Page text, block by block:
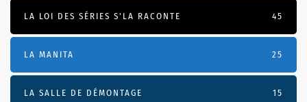
LA LOI DES SÉRIES S'LA RACONTE 45
LA MANITA 25
LA SALLE DE DÉMONTAGE 15